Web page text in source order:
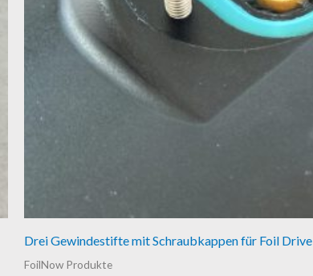
Drei Gewindestifte mit Schraubkappen für Foil Drive
FoilNow Produkte